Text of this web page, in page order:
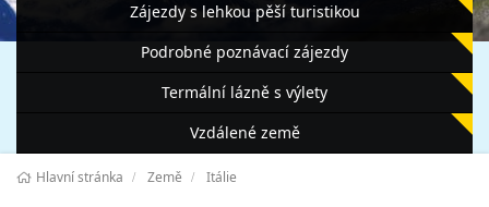
Zájezdy s lehkou pěší turistikou
Podrobné poznávací zájezdy
Termální lázně s výlety
Vzdálené země
Hlavní stránka Země Itálie